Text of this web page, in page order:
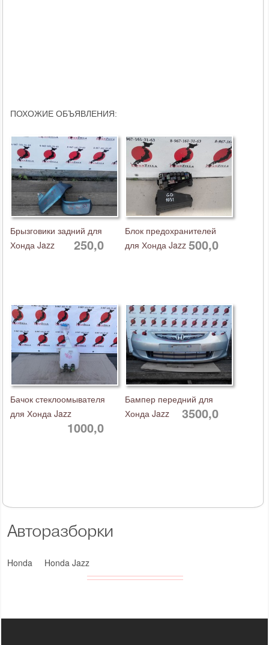
Авторазборки
Honda Honda Jazz
ПОХОЖИЕ ОБЪЯВЛЕНИЯ:
Брызговики задний для
Хонда Jazz
250,0
Блок предохранителей
для Хонда Jazz 500,0
Бачок стеклоомывателя
для Хонда Jazz
1000,0
Бампер передний для
Хонда Jazz
3500,0